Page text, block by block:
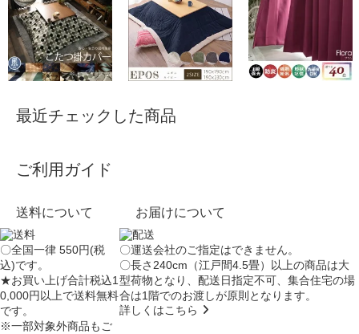
最近チェックした商品
ご利用ガイド
送料について
〇全国一律 550円(税
込)です。
★お買い上げ合計税込1
0,000円以上で送料無料
です。
※一部対象外商品もご
お届けについて
〇運送会社のご指定はできません。
〇長さ240cm（江戸間4.5畳）以上の商品は大
型荷物となり、配送日指定不可、集合住宅の場
合は1階でのお渡しが原則となります。
詳しくはこちら